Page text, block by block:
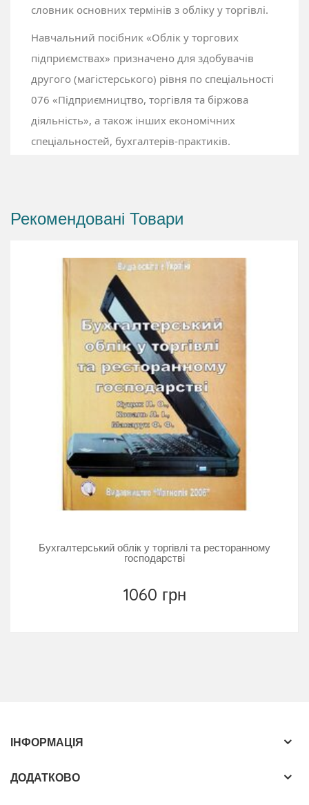
словник основних термінів з обліку у торгівлі.
Навчальний посібник «Облік у торгових
підприємствах» призначено для здобувачів
другого (магістерського) рівня по спеціальності
076 «Підприємництво, торгівля та біржова
діяльність», а також інших економічних
спеціальностей, бухгалтерів-практиків.
Рекомендовані Товари
Бухгалтерський облік у торгівлі та ресторанному
господарстві
1060 грн
ІНФОРМАЦІЯ
ДОДАТКОВО